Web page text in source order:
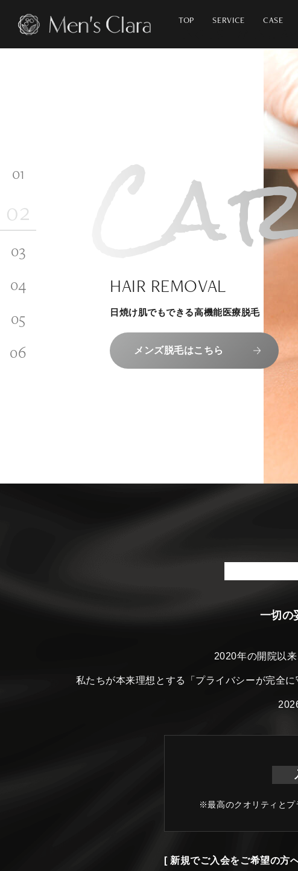
TOP SERVICE CASE
SIGNATURE TREATMENTS
リラックスできる落ち着いた空間で
HAIR REMOVAL
日焼け肌でもできる高機能医療脱毛
メンズ脱毛はこちら
SKINCARE-TRIAL
その人に合わせてオーダーメイドで
PHILOSOPHY
“男性”特化の美容
コンセプトはこちら
ナチュラル
内側から若々しく健康な身体へ
NAD+点滴はこちら
INVITATION
メンバーシップを、最高のギフトに。
メンバーシップのご案内
一切の
2020年の開院以
私たちが本来理想とする 「プライバシーが完全
※最高のクオリティとプ
[ 新規でご入会をご希望の方